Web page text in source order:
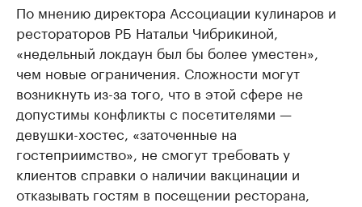
По мнению директора Ассоциации кулинаров и
рестораторов РБ Натальи Чибрикиной,
«недельный локдаун был бы более уместен»,
чем новые ограничения. Сложности могут
возникнуть из-за того, что в этой сфере не
допустимы конфликты с посетителями —
девушки-хостес, «заточенные на
гостеприимство», не смогут требовать у
клиентов справки о наличии вакцинации и
отказывать гостям в посещении ресторана,